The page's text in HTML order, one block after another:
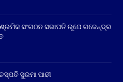
ସଂଗଠନ ସଭାପତି ରୂପେ ଗଜେନ୍ଦ୍ର
ସୁରମା ପାଢୀ